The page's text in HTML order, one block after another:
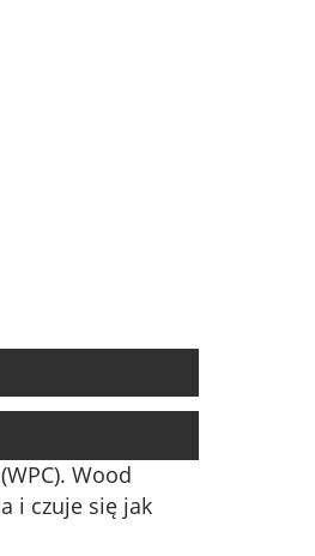
Wood
i czuje się jak